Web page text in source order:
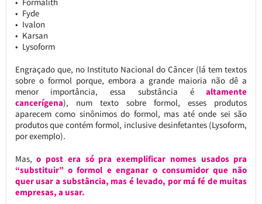
Fyde
Ivalon
Karsan
Lysoform
Engraçado que, no Instituto Nacional do Câncer (lá tem textos
sobre o formol porque, embora a grande maioria não dê a
menor importância, essa substância éaltamente
cancerígena), num texto sobre formol, esses produtos
aparecem como sinônimos do formol, mas até onde sei são
produtos que contém formol, inclusive desinfetantes (Lysoform,
por exemplo).
Mas,o post era só pra exemplificar nomes usados pra
“substituir” o formol e enganar o consumidor que não
quer usar a substância, mas é levado, por má fé de muitas
empresas, a usar.